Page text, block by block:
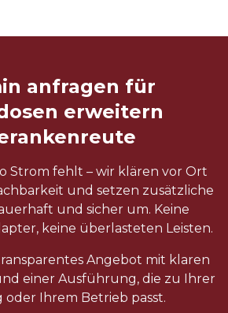
anfragen für
erweitern
Strom fehlt – wir klären vor Ort
und setzen zusätzliche
und sicher um. Keine
keine überlasteten Leisten.
Angebot mit klaren
einer Ausführung, die zu Ihrer
Ihrem Betrieb passt.